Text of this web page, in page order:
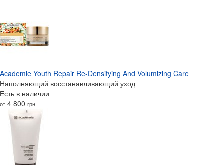
Academie Youth Repair Re-Densifying And Volumizing Care
Наполняющий восстанавливающий уход
Есть в наличии
от 4 800 грн